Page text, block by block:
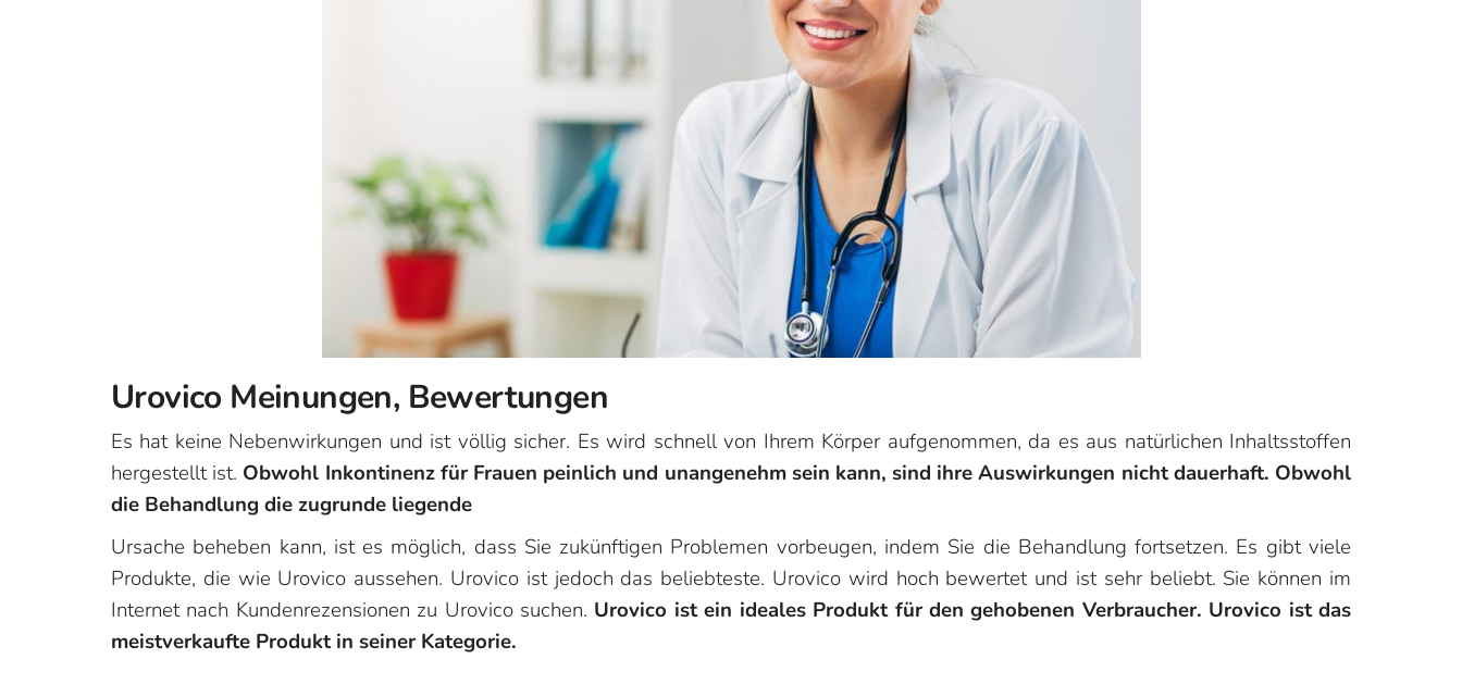
Urovico Meinungen, Bewertungen
Es hat keine Nebenwirkungen und ist völlig sicher. Es wird schnell von Ihrem Körper aufgenommen, da es aus natürlichen Inhaltsstoffen
hergestellt ist. Obwohl Inkontinenz für Frauen peinlich und unangenehm sein kann, sind ihre Auswirkungen nicht dauerhaft. Obwohl
die Behandlung die zugrunde liegende
Ursache beheben kann, ist es möglich, dass Sie zukünftigen Problemen vorbeugen, indem Sie die Behandlung fortsetzen. Es gibt viele
Produkte, die wie Urovico aussehen. Urovico ist jedoch das beliebteste. Urovico wird hoch bewertet und ist sehr beliebt. Sie können im
Internet nach Kundenrezensionen zu Urovico suchen. Urovico ist ein ideales Produkt für den gehobenen Verbraucher. Urovico ist das
meistverkaufte Produkt in seiner Kategorie.